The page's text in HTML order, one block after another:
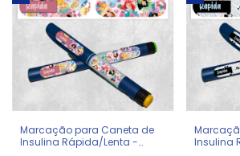
Marcação para Caneta de
Insulina Rápida/Lenta -
Insulina